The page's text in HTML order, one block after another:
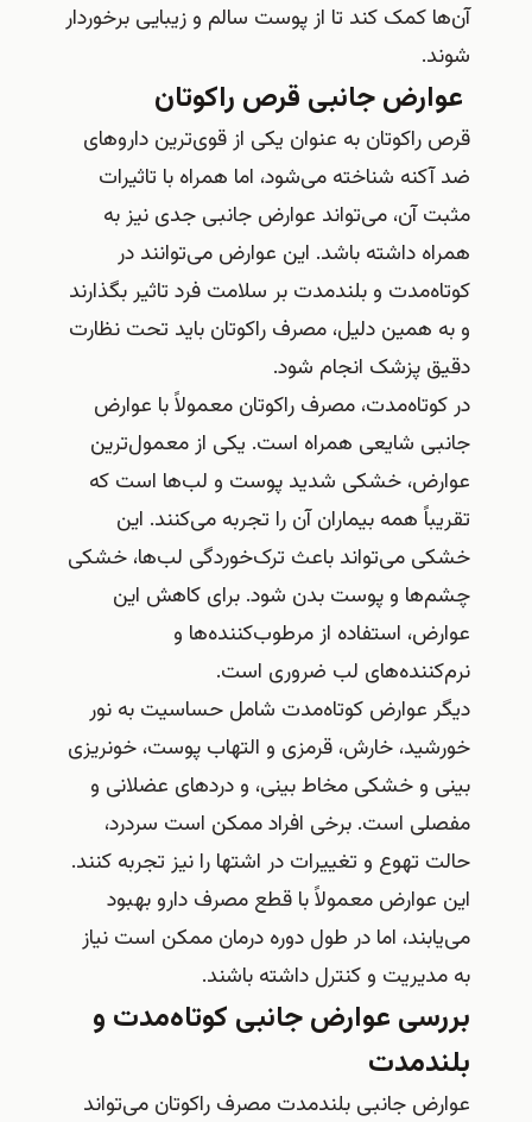
آن‌ها کمک کند تا از پوست سالم و زیبایی برخوردار
شوند.
عوارض جانبی قرص راکوتان
قرص راکوتان به عنوان یکی از قوی‌ترین داروهای
ضد آکنه شناخته می‌شود، اما همراه با تاثیرات
مثبت آن، می‌تواند عوارض جانبی جدی نیز به
همراه داشته باشد. این عوارض می‌توانند در
کوتاه‌مدت و بلندمدت بر سلامت فرد تاثیر بگذارند
و به همین دلیل، مصرف راکوتان باید تحت نظارت
دقیق پزشک انجام شود.
در کوتاه‌مدت، مصرف راکوتان معمولاً با عوارض
جانبی شایعی همراه است. یکی از معمول‌ترین
عوارض، خشکی شدید پوست و لب‌ها است که
تقریباً همه بیماران آن را تجربه می‌کنند. این
خشکی می‌تواند باعث ترک‌خوردگی لب‌ها، خشکی
چشم‌ها و پوست بدن شود. برای کاهش این
عوارض، استفاده از مرطوب‌کننده‌ها و
نرم‌کننده‌های لب ضروری است.
دیگر عوارض کوتاه‌مدت شامل حساسیت به نور
خورشید، خارش، قرمزی و التهاب پوست، خونریزی
بینی و خشکی مخاط بینی، و دردهای عضلانی و
مفصلی است. برخی افراد ممکن است سردرد،
حالت تهوع و تغییرات در اشتها را نیز تجربه کنند.
این عوارض معمولاً با قطع مصرف دارو بهبود
می‌یابند، اما در طول دوره درمان ممکن است نیاز
به مدیریت و کنترل داشته باشند.
بررسی عوارض جانبی کوتاه‌مدت و
بلندمدت
عوارض جانبی بلندمدت مصرف راکوتان می‌تواند